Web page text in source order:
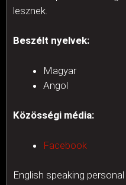
lesznek.
Beszélt nyelvek:
Magyar
Angol
Közösségi média:
Facebook
English speaking personal